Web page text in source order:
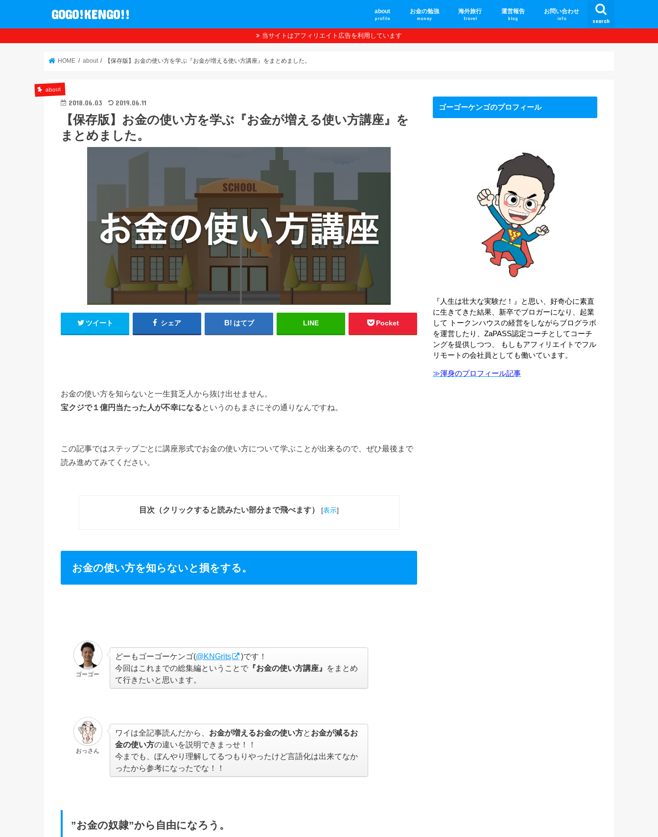
GOGO!KENGO!! search
about
profile
プロフィール
大学生の頃
人間関係
お金の勉強
money
海外旅行
travel
運営報告
blog
お問い合わせ
info
当サイトはアフィリエイト広告を利用しています
HOME about 【保存版】お金の使い方を学ぶ『お金が増える使い方講座』をまとめました。
about
2018.06.03 2019.06.11
【保存版】お金の使い方を学ぶ『お金が増える使い方講座』を
まとめました。
ツイート シェア はてブ LINE Pocket
お金の使い方を知らないと一生貧乏人から抜け出せません。
宝クジで１億円当たった人が不幸になる というのもまさにその通りなんですね。
この記事ではステップごとに講座形式でお金の使い方について学ぶことが出来るので、ぜひ最後まで
読み進めてみてください。
目次（クリックすると読みたい部分まで飛べます） [表示]
お金の使い方を知らないと損をする。
ゴーゴー
どーもゴーゴーケンゴ(@KNGrits
)です！
今回はこれまでの総集編ということで 『お金の使い方講座』
をまとめ
て行きたいと思います。
おっさん
ワイは全記事読んだから、 お金が増えるお金の使い方と お金が減るお
金の使い方の違いを説明できまっせ！！
今までも、ぼんやり理解してるつもりやったけど言語化は出来てなか
ったから参考になったでな！！
”お金の奴隷”から自由になろう。
ゴーゴーケンゴのプロフィール
『人生は壮大な実験だ！』と思い、好奇心に素直
に生きてきた結果、新卒でブロガーになり、起業
して トークンハウスの経営をしながらブログラボ
を運営したり、ZaPASS認定コーチとしてコーチ
ングを提供しつつ、 もしもアフィリエイトでフル
リモートの会社員としても働いています。
≫渾身のプロフィール記事